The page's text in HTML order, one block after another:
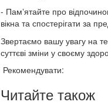
- Памʼятайте про
вікна та спостерігати за
Звертаємо вашу увагу на
суттєві зміни у своєму
Рекомендувати:
Читайте також